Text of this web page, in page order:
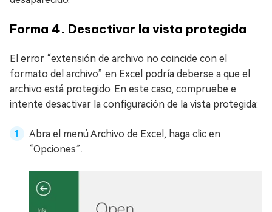
Forma 4. Desactivar la vista protegida
El error “extensión de archivo no coincide con el
formato del archivo” en Excel podría deberse a que el
archivo está protegido. En este caso, compruebe e
intente desactivar la configuración de la vista protegida:
Abra el menú Archivo de Excel, haga clic en
“Opciones”.